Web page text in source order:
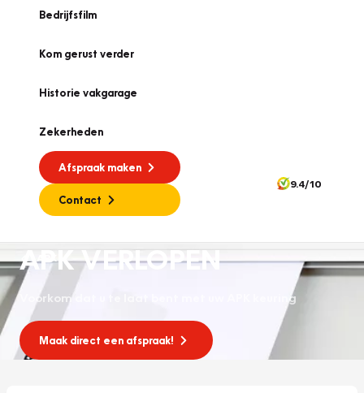
Bedrijfsfilm
Kom gerust verder
Historie vakgarage
Zekerheden
Afspraak maken
Contact
9.4/10
APK VERLOPEN
Voorkom dat u te laat bent met uw APK keuring
Maak direct een afspraak!